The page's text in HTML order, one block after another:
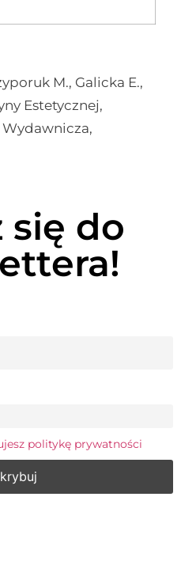
M., Galicka E.,
Estetycznej,
się do
politykę prywatności